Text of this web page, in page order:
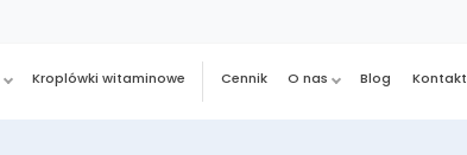
Kroplówki witaminowe Cennik O nas Blog Kontakt